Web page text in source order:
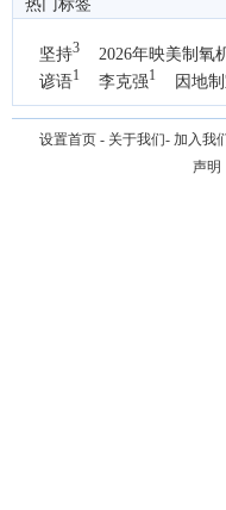
热门标签
坚持3 2026年映美制氧
谚语1 李克强1 因地
国办1
设置首页 - 关于我们- 加入我
声明